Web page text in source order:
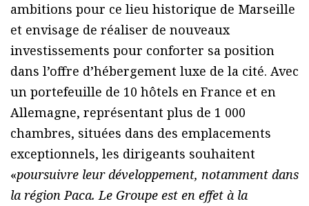
ambitions pour ce lieu historique de Marseille
et envisage de réaliser de nouveaux
investissements pour conforter sa position
dans l’offre d’hébergement luxe de la cité. Avec
un portefeuille de 10 hôtels en France et en
Allemagne, représentant plus de 1 000
chambres, situées dans des emplacements
exceptionnels, les dirigeants souhaitent
«poursuivre leur développement, notamment dans
la région Paca. Le Groupe est en effet à la